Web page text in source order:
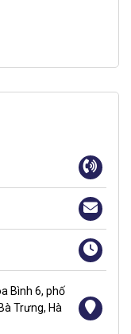
Bình 6, phố
Trưng, Hà